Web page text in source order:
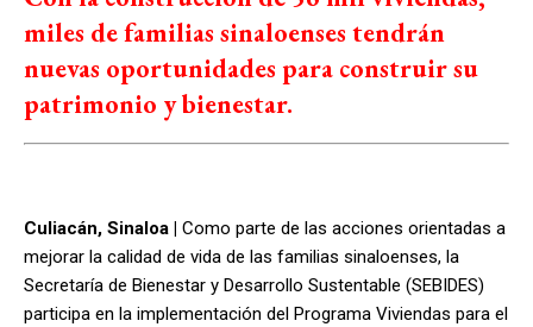
miles de familias sinaloenses tendrán
nuevas oportunidades para construir su
patrimonio y bienestar.
Culiacán, Sinaloa | Como parte de las acciones orientadas a
mejorar la calidad de vida de las familias sinaloenses, la
Secretaría de Bienestar y Desarrollo Sustentable (SEBIDES)
participa en la implementación del Programa Viviendas para el